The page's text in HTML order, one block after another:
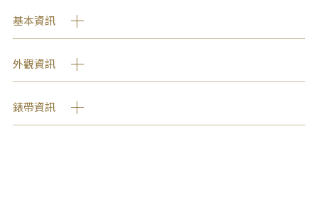
基本資訊
外觀資訊
錶帶資訊